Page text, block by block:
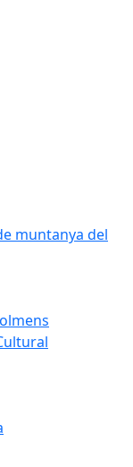
muntanya del